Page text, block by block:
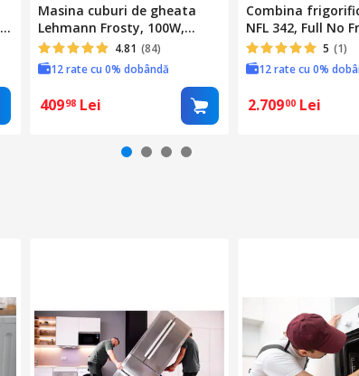
Masina cuburi de gheata
Lehmann Frosty, 100W,
12kg/24h, Rezervor De Apa
1,3l, Doua Dimensiuni Pentru
Cuburile De Gheata,
300x300x240mm, Negru
4.81 (84)
12 rate cu 0% dobândă
40998 Lei
Combina
NFL 342, Full No
cm, control
E, alb
5 (1)
12 rate cu 0%
2.70900 Lei